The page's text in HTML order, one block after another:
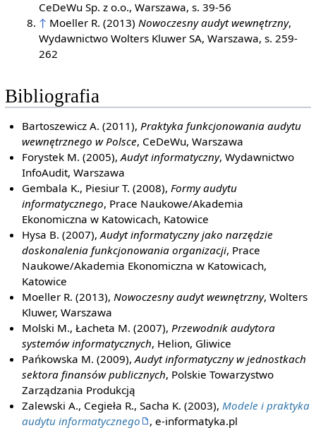
CeDeWu Sp. z o.o., Warszawa, s. 39-56
↑ Moeller R. (2013) Nowoczesny audyt wewnętrzny,
Wydawnictwo Wolters Kluwer SA, Warszawa, s. 259-
262
Bibliografia
Bartoszewicz A. (2011), Praktyka funkcjonowania audytu
wewnętrznego w Polsce, CeDeWu, Warszawa
Forystek M. (2005),Audyt informatyczny, Wydawnictwo
InfoAudit, Warszawa
Gembala K., Piesiur T. (2008), Formy audytu
informatycznego, Prace Naukowe/Akademia
Ekonomiczna w Katowicach, Katowice
Hysa B. (2007),Audyt informatyczny jako narzędzie
doskonalenia funkcjonowania organizacji, Prace
Naukowe/Akademia Ekonomiczna w Katowicach,
Katowice
Moeller R. (2013), Nowoczesny audyt wewnętrzny, Wolters
Kluwer, Warszawa
Molski M., Łacheta M. (2007), Przewodnik audytora
systemów informatycznych, Helion, Gliwice
Pańkowska M. (2009),Audyt informatyczny w jednostkach
sektora finansów publicznych, Polskie Towarzystwo
Zarządzania Produkcją
Zalewski A., Cegieła R., Sacha K. (2003), Modele i praktyka
audytu informatycznego
, e-informatyka.pl